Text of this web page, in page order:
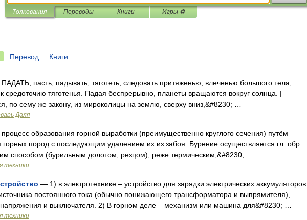
Толкования Переводы Книги Игры ⚽
Перевод Книги
пасть, падывать, тяготеть, следовать притяженью, влеченью большого тела,
средоточию тяготенья. Падая беспрерывно, планеты вращаются вокруг солнца. |
по сему же закону, из мироколицы на землю, сверху вниз,&#8230; …
Даля
образования горной выработки (преимущественно круглого сечения) путём
горных пород с последующим удалением их из забоя. Бурение осуществляется гл. обр.
способом (бурильным долотом, резцом), реже термическим,&#8230; …
техники
— 1) в электротехнике – устройство для зарядки электрических аккумуляторов.
постоянного тока (обычно понижающего трансформатора и выпрямителя),
напряжения и выключателя. 2) В горном деле – механизм или машина для&#8230; …
техники